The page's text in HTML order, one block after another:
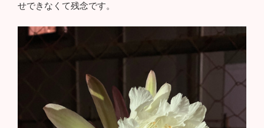
せできなくて残念です。